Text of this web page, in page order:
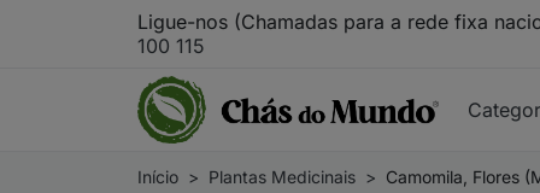
Ligue-nos (Chamadas para a rede fixa
100 115
Início Plantas Medicinais Camomila, Flores